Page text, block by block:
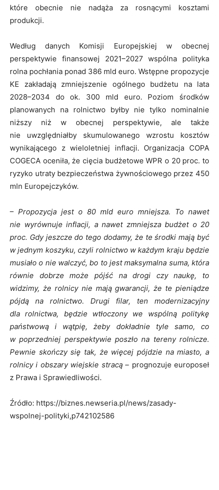
które obecnie nie nadąża za rosnącymi kosztami
produkcji.
Według danych Komisji Europejskiej w obecnej
perspektywie finansowej 2021–2027 wspólna polityka
rolna pochłania ponad 386 mld euro. Wstępne propozycje
KE zakładają zmniejszenie ogólnego budżetu na lata
2028–2034 do ok. 300 mld euro. Poziom środków
planowanych na rolnictwo byłby nie tylko nominalnie
niższy niż w obecnej perspektywie, ale także
nie uwzględniałby skumulowanego wzrostu kosztów
wynikającego z wieloletniej inflacji. Organizacja COPA
COGECA oceniła, że cięcia budżetowe WPR o 20 proc. to
ryzyko utraty bezpieczeństwa żywnościowego przez 450
mln Europejczyków.
– Propozycja jest o 80 mld euro mniejsza. To nawet
nie wyrównuje inflacji, a nawet zmniejsza budżet o 20
proc. Gdy jeszcze do tego dodamy, że te środki mają być
w jednym koszyku, czyli rolnictwo w każdym kraju będzie
musiało o nie walczyć, bo to jest maksymalna suma, która
równie dobrze może pójść na drogi czy naukę, to
widzimy, że rolnicy nie mają gwarancji, że te pieniądze
pójdą na rolnictwo. Drugi filar, ten modernizacyjny
dla rolnictwa, będzie wtłoczony we wspólną politykę
państwową i wątpię, żeby dokładnie tyle samo, co
w poprzedniej perspektywie poszło na tereny rolnicze.
Pewnie skończy się tak, że więcej pójdzie na miasto, a
rolnicy i obszary wiejskie stracą – prognozuje europoseł
z Prawa i Sprawiedliwości.
Źródło: https://biznes.newseria.pl/news/zasady-
wspolnej-polityki,p742102586